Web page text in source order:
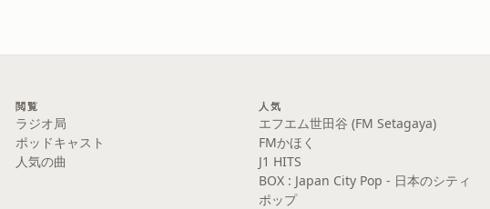
閲覧
ラジオ局
ポッドキャスト
人気の曲
人気
エフエム世田谷 (FM Setagaya)
FMかほく
J1 HITS
BOX : Japan City Pop - 日本のシティ
ポップ